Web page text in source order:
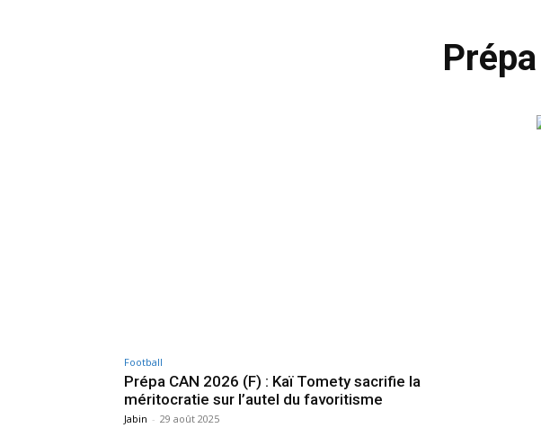
Football
Prépa CAN 2026 (F) : Kaï Tomety sacrifie la
méritocratie sur l’autel du favoritisme
Jabin - 29 août 2025